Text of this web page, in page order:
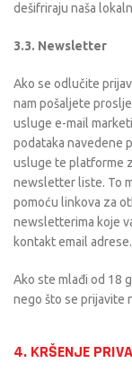
dešifriraju naša
3.3. Newsletter
Ako se odlučite
nam pošaljete
usluge e-mail
podataka navedene
usluge te platforme
newsletter liste. To
pomoću linkova za
newsletterima koje
kontakt email adrese.
Ako ste mlađi od 18
nego što se prijavite
4. KRŠENJE